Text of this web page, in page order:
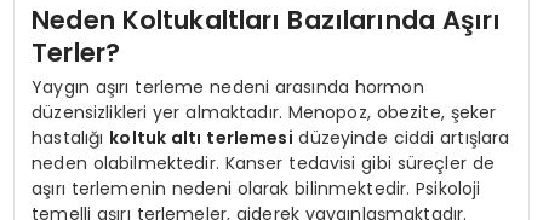
Neden Koltukaltları Bazılarında Aşırı
Terler?
Yaygın aşırı terleme nedeni arasında hormon
düzensizlikleri yer almaktadır. Menopoz, obezite, şeker
hastalığı koltuk altı terlemesi düzeyinde ciddi artışlara
neden olabilmektedir. Kanser tedavisi gibi süreçler de
aşırı terlemenin nedeni olarak bilinmektedir. Psikoloji
temelli aşırı terlemeler, giderek yaygınlaşmaktadır.